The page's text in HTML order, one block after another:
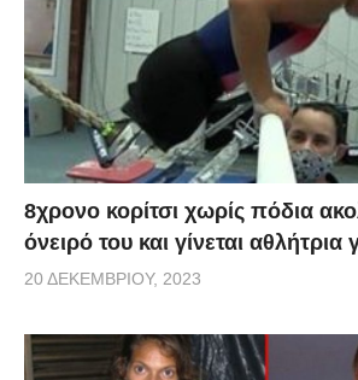
8χρονο κορίτσι χωρίς πόδια
όνειρό του και γίνεται αθλήτρια
20 ΔΕΚΕΜΒΡΊΟΥ, 2023